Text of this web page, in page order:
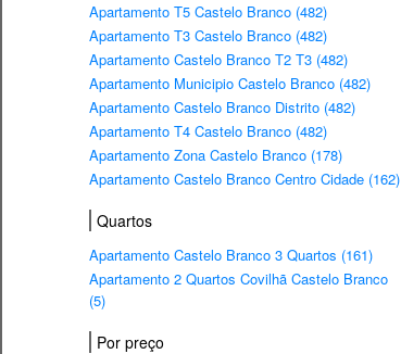
Apartamento T5 Castelo Branco (482)
Apartamento T3 Castelo Branco (482)
Apartamento Castelo Branco T2 T3 (482)
Apartamento Municipio Castelo Branco (482)
Apartamento Castelo Branco Distrito (482)
Apartamento T4 Castelo Branco (482)
Apartamento Zona Castelo Branco (178)
Apartamento Castelo Branco Centro Cidade (162)
Quartos
Apartamento Castelo Branco 3 Quartos (161)
Apartamento 2 Quartos Covilhã Castelo Branco
(5)
Por preço